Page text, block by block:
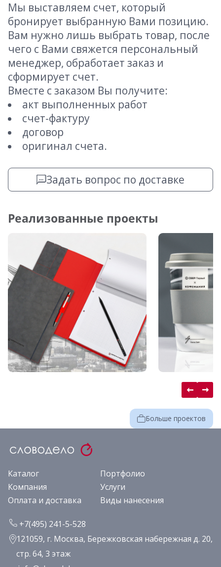
Мы выставляем счет, который
бронирует выбранную Вами позицию.
Вам нужно лишь выбрать товар, после
чего с Вами свяжется персональный
менеджер, обработает заказ и
сформирует счет.
Вместе с заказом Вы получите:
акт выполненных работ
счет-фактуру
договор
оригинал счета.
Задать вопрос по доставке
Реализованные проекты
Больше проектов
Каталог
Портфолио
Компания
Услуги
Оплата и доставка
Виды нанесения
+7(495) 241-5-528
121059, г. Москва, Бережковская набережная д. 20,
стр. 64, 3 этаж